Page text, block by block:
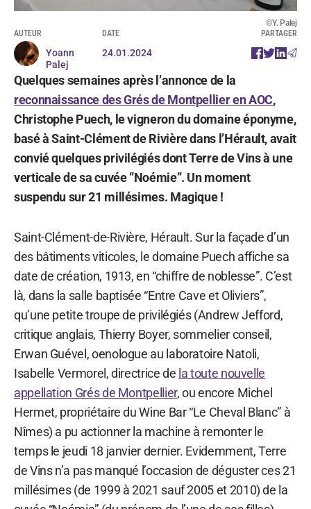
©Y. Palej
AUTEUR
Yoann
Palej
DATE
24.01.2024
PARTAGER
Quelques semaines après l’annonce de la
reconnaissance des Grés de Montpellier en AOC,
Christophe Puech, le vigneron du domaine éponyme,
basé à Saint-Clément de Rivière dans l’Hérault, avait
convié quelques privilégiés dont Terre de Vins à une
verticale de sa cuvée ”Noémie”. Un moment
suspendu sur 21 millésimes. Magique !
Saint-Clément-de-Rivière, Hérault. Sur la façade d’un
des bâtiments viticoles, le domaine Puech affiche sa
date de création, 1913, en “chiffre de noblesse”. C’est
là, dans la salle baptisée “Entre Cave et Oliviers”,
qu’une petite troupe de privilégiés (Andrew Jefford,
critique anglais, Thierry Boyer, sommelier conseil,
Erwan Guével, oenologue au laboratoire Natoli,
Isabelle Vermorel, directrice de la toute nouvelle
appellation Grés de Montpellier, ou encore Michel
Hermet, propriétaire du Wine Bar “Le Cheval Blanc” à
Nîmes) a pu actionner la machine à remonter le
temps le jeudi 18 janvier dernier. Evidemment, Terre
de Vins n’a pas manqué l’occasion de déguster ces 21
millésimes (de 1999 à 2021 sauf 2005 et 2010) de la